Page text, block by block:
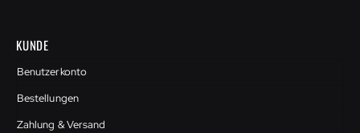
KUNDE
Benutzerkonto
Bestellungen
Zahlung & Versand